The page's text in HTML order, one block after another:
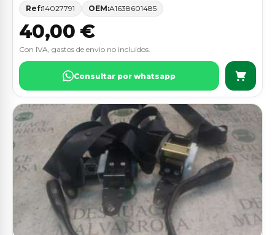
Ref:14027791 OEM:A1638601485
40,00 €
Con IVA, gastos de envio no incluidos.
Consultar por whatsapp